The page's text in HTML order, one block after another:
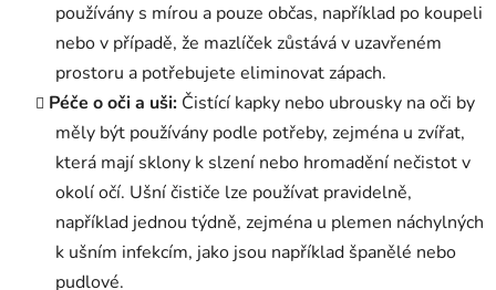
používány s mírou a pouze občas, například po koupeli
nebo v případě, že mazlíček zůstává v uzavřeném
prostoru a potřebujete eliminovat zápach.
Péče o oči a uši: Čistící kapky nebo ubrousky na oči by
měly být používány podle potřeby, zejména u zvířat,
která mají sklony k slzení nebo hromadění nečistot v
okolí očí. Ušní čističe lze používat pravidelně,
například jednou týdně, zejména u plemen náchylných
k ušním infekcím, jako jsou například španělé nebo
pudlové.